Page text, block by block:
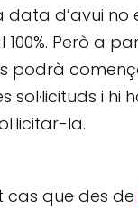
data d’avui no
Però a
podrà
sol·licituds i hi
la.
cas que des de